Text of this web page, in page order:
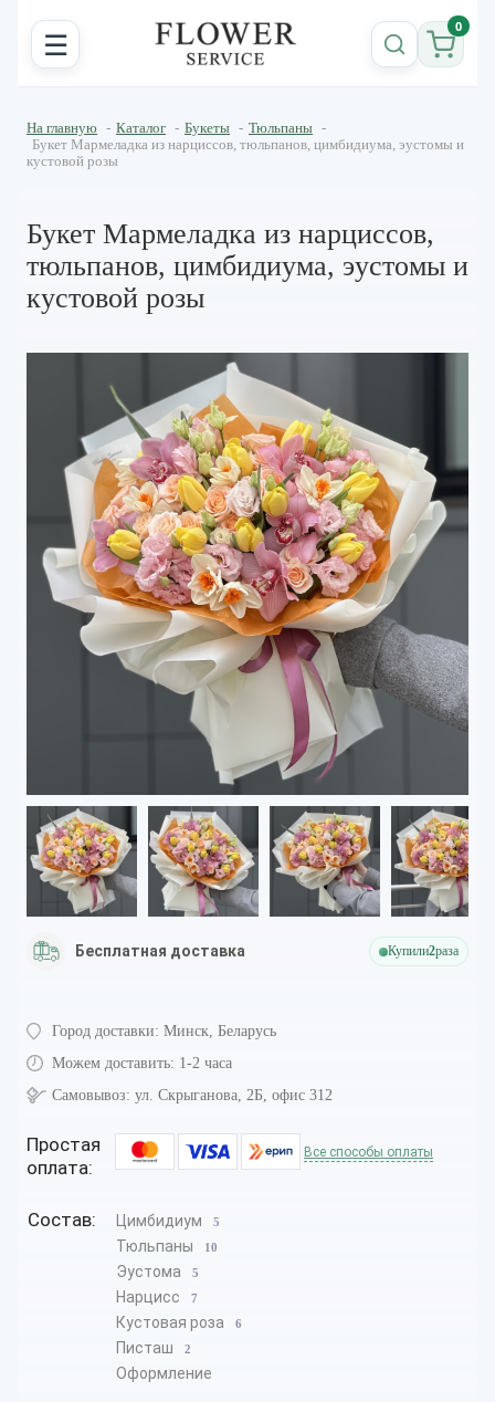
☰ 0
На главную - Каталог - Букеты - Тюльпаны -
Букет Мармеладка из нарциссов, тюльпанов, цимбидиума, эустомы и
кустовой розы
Букет Мармеладка из нарциссов,
тюльпанов, цимбидиума, эустомы и
кустовой розы
Бесплатная доставка Купили2раза
Город доставки: Минск, Беларусь
Можем доставить: 1-2 часа
Самовывоз: ул. Скрыганова, 2Б, офис 312
Простая
оплата:
Все способы оплаты
Состав: Цимбидиум 5
Тюльпаны 10
Эустома 5
Нарцисс 7
Кустовая роза 6
Писташ 2
Оформление